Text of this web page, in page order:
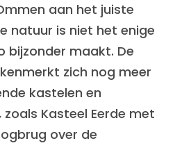
aan het juiste
natuur is niet het enige
bijzonder maakt. De
zich nog meer
kastelen en
Kasteel Eerde met
over de